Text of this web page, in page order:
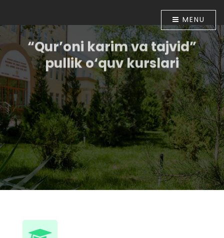
MENU
“Qur’oni karim va tajvid”
pullik o‘quv kurslari
O‘zbekiston Respublikasi Prezidentining “Diniy-
ma`rifiy soha faoliyatini tubdan takomillashtirish
chora-tadbirlari to‘g‘risida”gi 2018 yil 16 apreldagi PF-
5416-sonli Farmoni bilan tasdiqlangan chora-
tadbirlar Dasturining 6-bandida belgilangan vazifalar
ijrosini ta`minlash maqsadida O‘zbekiston
musulmonlari idorasining 2018 yil 30 apreldagi
01A/056-sonli buyrug‘i tasdiqlandi. Shu munosabat
bilan Muhammad ibn Ahmad al-Bernuiy madrasasida
2018 yil 10 iyundan boshlab “Qur’oni karim va tajvid”